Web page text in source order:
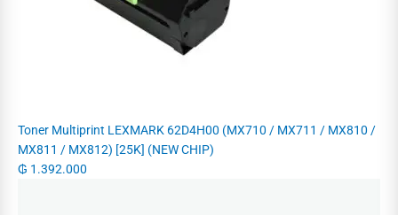
Toner Multiprint LEXMARK 62D4H00 (MX710 / MX711 / MX810 /
MX811 / MX812) [25K] (NEW CHIP)
₲ 1.392.000